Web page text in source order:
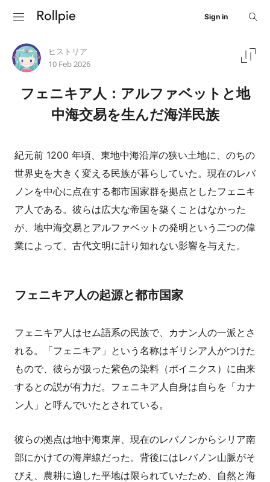
Sign in
ヒストリア
10 Feb 2026
フェニキア人：アルファベットと地
中海交易を生んだ海洋民族
紀元前 1200 年頃、東地中海沿岸の狭い土地に、のちの
世界史を大きく変える民族が暮らしていた。現在のレバ
ノンを中心に点在する都市国家群を拠点としたフェニキ
ア人である。彼らは広大な帝国を築くことはなかった
が、地中海交易とアルファベットの発明という二つの偉
業によって、古代文明に計り知れない影響を与えた。
フェニキア人の起源と都市国家
フェニキア人はセム語系の民族で、カナン人の一派とさ
れる。「フェニキア」という名称はギリシア人がつけた
もので、彼らが扱った紫色の染料（ポイニクス）に由来
するとの説が有力だ。フェニキア人自身は自らを「カナ
ン人」と呼んでいたとされている。
彼らの拠点は地中海東岸、現在のレバノンからシリア南
部にかけての海岸線だった。背後にはレバノン山脈がそ
びえ、農耕に適した平地は限られていたため、自然と海